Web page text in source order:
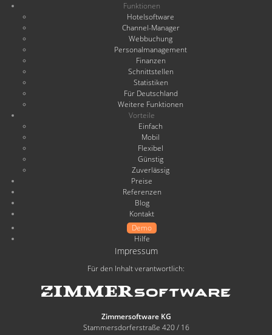
Funktionen
Hotelsoftware
Channel-Manager
Webbuchung
Personalmanagement
Finanzen
Schnittstellen
Statistiken
Für Deutschland
Weitere Funktionen
Vorteile
Einfach
Mobil
Flexibel
Günstig
Zuverlässig
Preise
Referenzen
Blog
Kontakt
Demo
Hilfe
Impressum
Für den Inhalt verantwortlich:
Zimmersoftware KG
Stammersdorferstraße 420 / 16